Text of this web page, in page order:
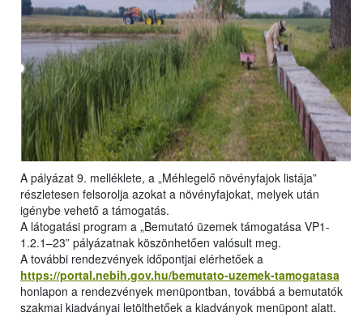
A pályázat 9. melléklete, a „Méhlegelő növényfajok listája”
részletesen felsorolja azokat a növényfajokat, melyek után
igénybe vehető a támogatás.
A látogatási program a „Bemutató üzemek támogatása VP1-
1.2.1–23” pályázatnak köszönhetően valósult meg.
A további rendezvények időpontjai elérhetőek a
https://portal.nebih.gov.hu/bemutato-uzemek-tamogatasa
honlapon a rendezvények menüpontban, továbbá a bemutatók
szakmai kiadványai letölthetőek a kiadványok menüpont alatt.